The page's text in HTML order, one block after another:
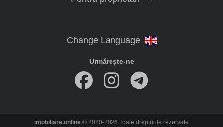
Urmărește-ne
imobiliare.online © 2020-2026 Toate drepturile rezervate